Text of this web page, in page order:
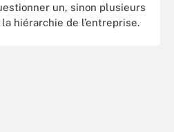
un, sinon plusieurs
hiérarchie de l’entreprise.